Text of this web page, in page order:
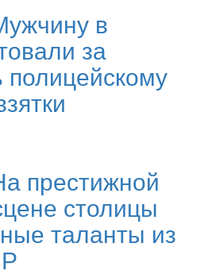
в
за
полицейскому
престижной
столицы
таланты из